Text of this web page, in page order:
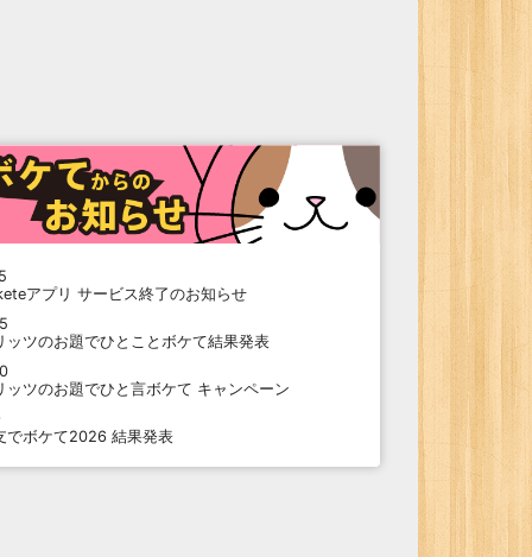
アプリ サービス終了のお知らせ
ッツのお題でひとことボケて結果発表
ッツのお題でひと言ボケて キャンペーン
でボケて2026 結果発表